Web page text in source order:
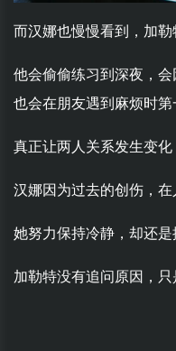
而汉娜也慢慢看到，加勒
他会偷偷练习到深夜，
也会在朋友遇到麻烦时第
真正让两人关系发生变化
汉娜因为过去的创伤，在
她努力保持冷静，却还是
加勒特没有追问原因，只